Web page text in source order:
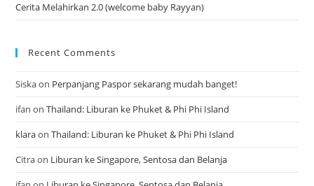
Cerita Melahirkan 2.0 (welcome baby Rayyan)
Recent Comments
Siskaon Perpanjang Paspor sekarang mudah banget!
ifan onThailand: Liburan ke Phuket & Phi Phi Island
klaraonThailand: Liburan ke Phuket & Phi Phi Island
Citraon Liburan ke Singapore, Sentosa dan Belanja